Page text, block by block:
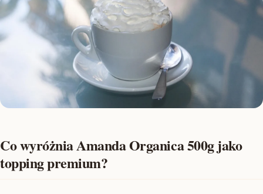
Co wyróżnia Amanda Organica 500g jako
topping premium?